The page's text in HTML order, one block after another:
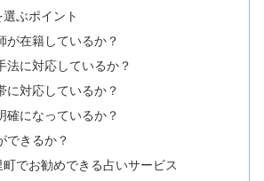
ぶポイント
が在籍しているか？
法に対応しているか？
に対応しているか？
確になっているか？
できるか？
でお勧めできる占いサービス